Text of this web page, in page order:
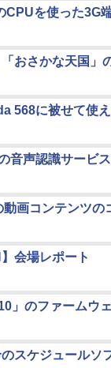
CPUを使った3G
おさかな天国」
568に被せて使
音声認識サービ
動画コンテンツの
会場レポート
」のファームウ
スケジュールソ